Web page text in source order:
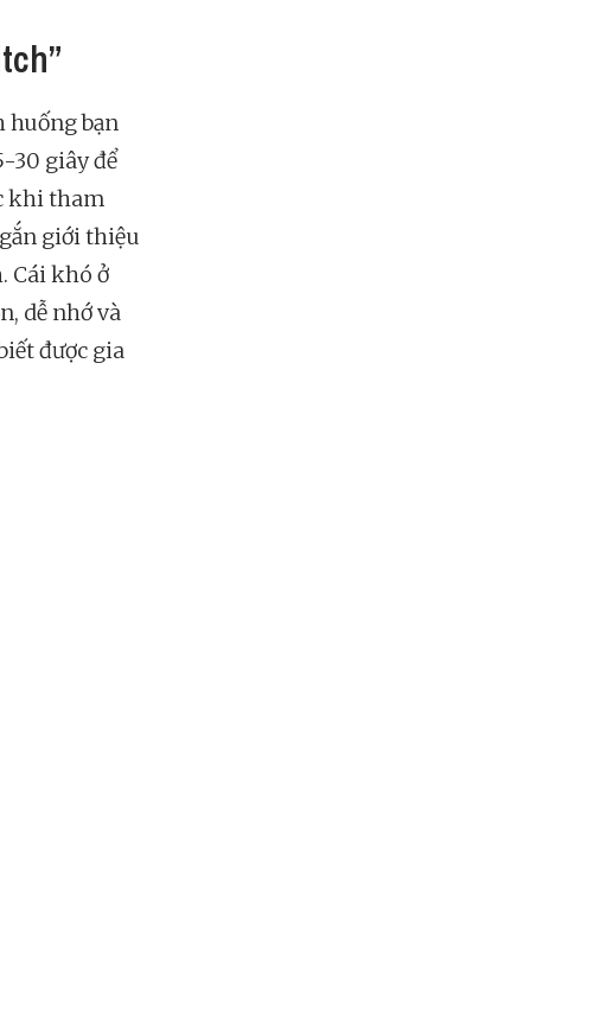
huống bạn
30 giây để
khi tham
giới thiệu
Cái khó ở
dễ nhớ và
được gia